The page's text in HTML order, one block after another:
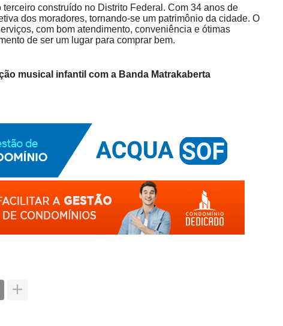
construído no Distrito Federal. Com 34 anos de
dos moradores, tornando-se um patrimônio da cidade. O
com bom atendimento, conveniência e ótimas
de ser um lugar para comprar bem.
musical infantil com a Banda Matrakaberta